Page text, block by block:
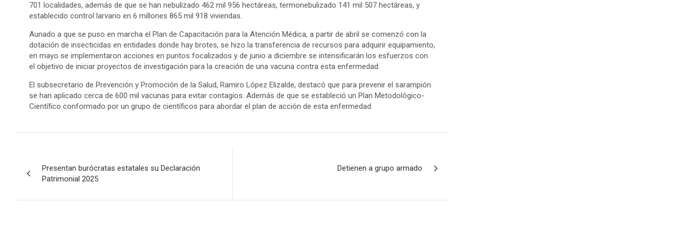
701 localidades, además de que se han nebulizado 462 mil 956 hectáreas, termonebulizado 141 mil 507 hectáreas, y
establecido control larvario en 6 millones 865 mil 918 viviendas.
Aunado a que se puso en marcha el Plan de Capacitación para la Atención Médica, a partir de abril se comenzó con la
dotación de insecticidas en entidades donde hay brotes, se hizo la transferencia de recursos para adquirir equipamiento,
en mayo se implementaron acciones en puntos focalizados y de junio a diciembre se intensificarán los esfuerzos con
el objetivo de iniciar proyectos de investigación para la creación de una vacuna contra esta enfermedad.
El subsecretario de Prevención y Promoción de la Salud, Ramiro López Elizalde, destacó que para prevenir el sarampión
se han aplicado cerca de 600 mil vacunas para evitar contagios. Además de que se estableció un Plan Metodológico-
Científico conformado por un grupo de científicos para abordar el plan de acción de esta enfermedad.
navigation
Presentan burócratas estatales su Declaración
Patrimonial 2025
Detienen a grupo armado